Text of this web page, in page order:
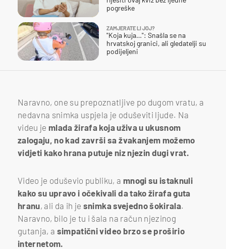
pogreške
ZAMJERATE LI JOJ?
"Koja kuja…": Snašla se na
hrvatskoj granici, ali gledatelji su
podijeljeni
Naravno, one su prepoznatljive po dugom vratu, a
nedavna snimka uspjela je oduševiti ljude. Na
videu je mlada žirafa koja uživa u ukusnom
zalogaju, no kad završi sa žvakanjem možemo
vidjeti kako hrana putuje niz njezin dugi vrat.
Video je oduševio publiku, a mnogi su istaknuli
kako su upravo i očekivali da tako žirafa guta
hranu, ali da ih je snimka svejedno šokirala.
Naravno, bilo je tu i šala na račun njezinog
gutanja, a simpatični video brzo se proširio
internetom.